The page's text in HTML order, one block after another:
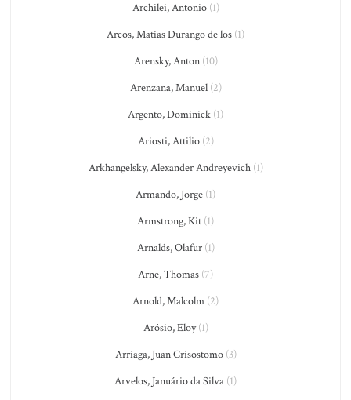
Archilei, Antonio(1)
Arcos, Matías Durango de los (1)
Arensky, Anton(10)
Arenzana, Manuel(2)
Argento, Dominick (1)
Ariosti, Attilio(2)
Arkhangelsky, Alexander Andreyevich(1)
Armando, Jorge (1)
Armstrong, Kit (1)
Arnalds, Olafur(1)
Arne, Thomas (7)
Arnold, Malcolm (2)
Arósio, Eloy(1)
Arriaga, Juan Crisostomo(3)
Arvelos, Januário da Silva (1)